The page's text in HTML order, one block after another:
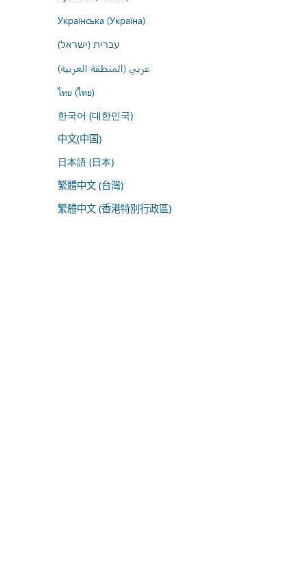
Українська (Україна)
עברית (ישראל)
عربي (المنطقة العربية)
ไทย (ไทย)
한국어 (대한민국)
中文(中国)
日本語 (日本)
繁體中文 (台灣)
繁體中文 (香港特別行政區)